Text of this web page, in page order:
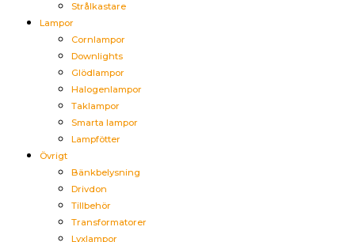
Strålkastare
Lampor
Cornlampor
Downlights
Glödlampor
Halogenlampor
Taklampor
Smarta lampor
Lampfötter
Övrigt
Bänkbelysning
Drivdon
Tillbehör
Transformatorer
Lyxlampor